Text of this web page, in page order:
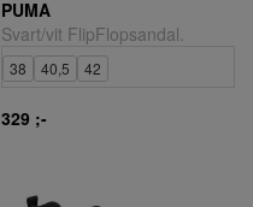
PUMA
Svart/vit FlipFlopsandal.
38 40,5 42
329 ;-